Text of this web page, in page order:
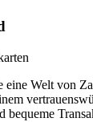
eine Welt von
bequeme